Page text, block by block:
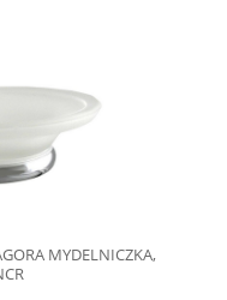
MYDELNICZKA,